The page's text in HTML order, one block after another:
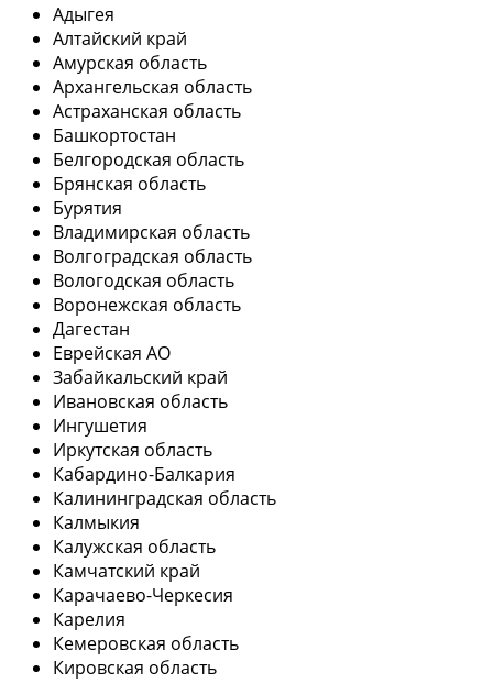
Адыгея
Алтайский край
Амурская область
Архангельская область
Астраханская область
Башкортостан
Белгородская область
Брянская область
Бурятия
Владимирская область
Волгоградская область
Вологодская область
Воронежская область
Дагестан
Еврейская АО
Забайкальский край
Ивановская область
Ингушетия
Иркутская область
Кабардино-Балкария
Калининградская область
Калмыкия
Калужская область
Камчатский край
Карачаево-Черкесия
Карелия
Кемеровская область
Кировская область